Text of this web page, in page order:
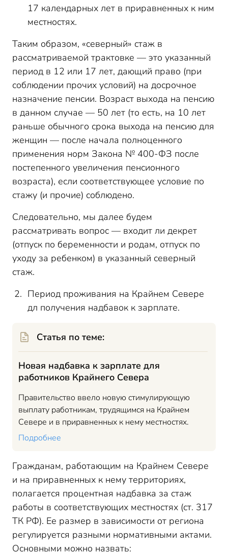
17 календарных лет в приравненных к ним
местностях.
Таким образом, «северный» стаж в
рассматриваемой трактовке — это указанный
период в 12 или 17 лет, дающий право (при
соблюдении прочих условий) на досрочное
назначение пенсии. Возраст выхода на пенсию
в данном случае — 50 лет (то есть, на 10 лет
раньше обычного срока выхода на пенсию для
женщин — после начала полноценного
применения норм Закона № 400-ФЗ после
постепенного увеличения пенсионного
возраста), если соответствующее условие по
стажу (и прочие) соблюдено.
Следовательно, мы далее будем
рассматривать вопрос — входит ли декрет
(отпуск по беременности и родам, отпуск по
уходу за ребенком) в указанный северный
стаж.
Период проживания на Крайнем Севере
дл получения надбавок к зарплате.
Статья по теме:
Новая надбавка к зарплате для
работников Крайнего Севера
Правительство ввело новую стимулирующую
выплату работникам, трудящимся на Крайнем
Севере и в приравненных к нему местностях.
Подробнее
Гражданам, работающим на Крайнем Севере
и на приравненных к нему территориях,
полагается процентная надбавка за стаж
работы в соответствующих местностях (ст. 317
ТК РФ). Ее размер в зависимости от региона
регулируется разными нормативными актами.
Основными можно назвать: